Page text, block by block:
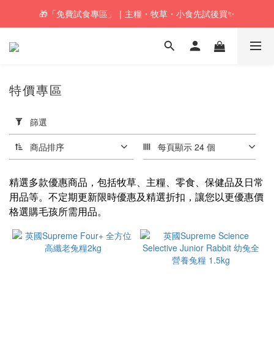
🚚訂單折實$350以上即可享本地包郵📦
🎁「免費試食專區」｜主糧・牧草・小食先試後買✨
🚚訂單折實$350以上即可享本地包郵📦
用
篩
選
(0/20)
牧
草
推
介
特價專區
篩選
商品排序 每頁顯示 24 個
精選多款優惠商品，包括牧草、主糧、零食、保健品及日常
用品等。不定期更新限時優惠及精選折扣，讓您以更優惠價
格選購毛孩所需用品。